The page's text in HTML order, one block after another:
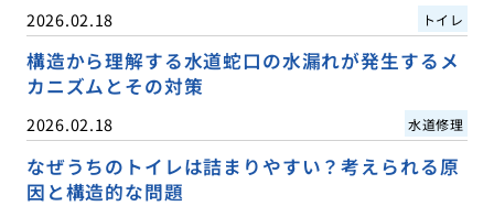
2026.02.18 トイレ
構造から理解する水道蛇口の水漏れが発生するメ
カニズムとその対策
2026.02.18 水道修理
なぜうちのトイレは詰まりやすい？考えられる原
因と構造的な問題